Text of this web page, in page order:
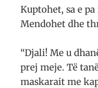
Kuptohet, sa e
Mendohet dhe
“Djali! Me u
prej meje. Të
maskarait me